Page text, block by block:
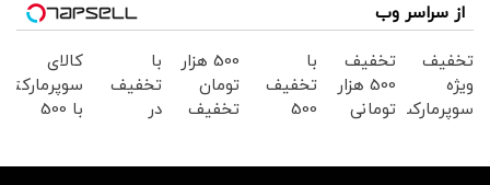
از سراسر وب
تخفیف
ویژه
سوپرمارکت
تخفیف
500 هزار
تومانی
با
تخفیف
500
500 هزار
تومان
تخفیف
با
تخفیف
در
کالای
سوپرمارکتی
با 500